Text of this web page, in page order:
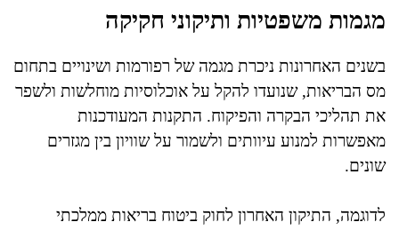
מגמות משפטיות ותיקוני חקיקה
בשנים האחרונות ניכרת מגמה של רפורמות ושינויים בתחום
מס הבריאות, שנועדו להקל על אוכלוסיות מוחלשות ולשפר
את תהליכי הבקרה והפיקוח. התקנות המעודכנות
מאפשרות למנוע עיוותים ולשמור על שוויון בין מגזרים
שונים.
לדוגמה, התיקון האחרון לחוק ביטוח בריאות ממלכתי